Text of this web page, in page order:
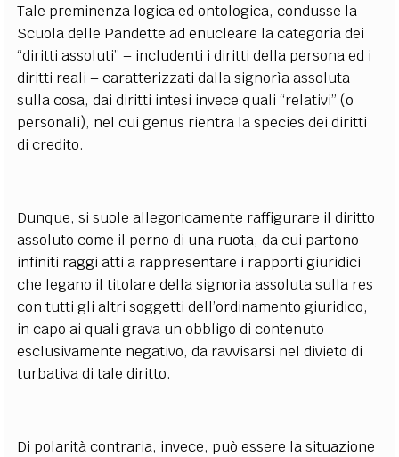
Tale preminenza logica ed ontologica, condusse la
Scuola delle Pandette ad enucleare la categoria dei
“diritti assoluti” – includenti i diritti della persona ed i
diritti reali – caratterizzati dalla signorìa assoluta
sulla cosa, dai diritti intesi invece quali “relativi” (o
personali), nel cui genus rientra la species dei diritti
di credito.
Dunque, si suole allegoricamente raffigurare il diritto
assoluto come il perno di una ruota, da cui partono
infiniti raggi atti a rappresentare i rapporti giuridici
che legano il titolare della signorìa assoluta sulla res
con tutti gli altri soggetti dell’ordinamento giuridico,
in capo ai quali grava un obbligo di contenuto
esclusivamente negativo, da ravvisarsi nel divieto di
turbativa di tale diritto.
Di polarità contraria, invece, può essere la situazione